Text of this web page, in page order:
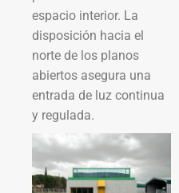
espacio interior. La
disposición hacia el
norte de los planos
abiertos asegura una
entrada de luz continua
y regulada.